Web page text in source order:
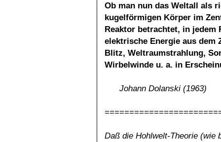
Ob man nun das Weltall als
kugelförmigen Körper im
Reaktor betrachtet, in jedem
elektrische Energie aus
Blitz, Weltraumstrahlung,
Wirbelwinde u. a. in
Johann Dolanski (1963)
Daß die Hohlwelt-Theorie (wie